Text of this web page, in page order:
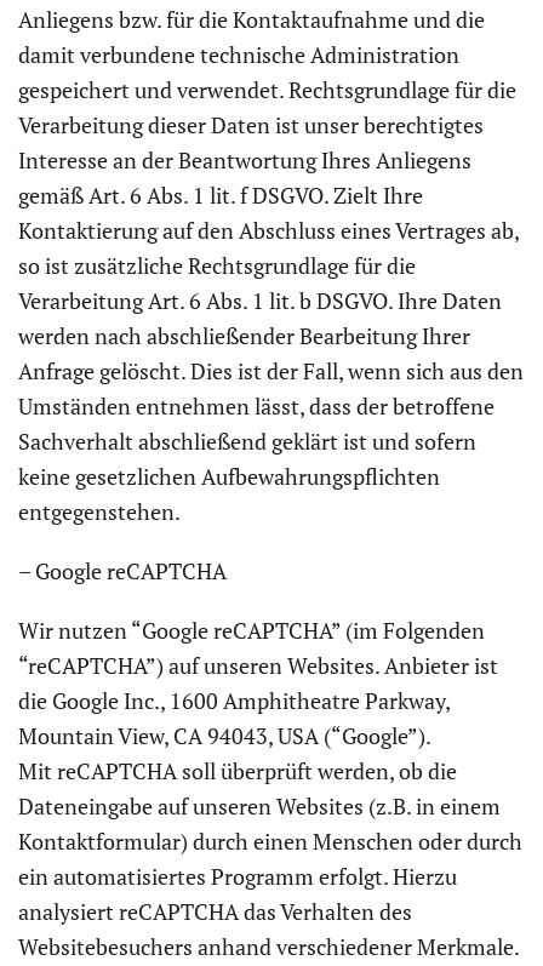
Anliegens bzw. für die Kontaktaufnahme und die
damit verbundene technische Administration
gespeichert und verwendet. Rechtsgrundlage für die
Verarbeitung dieser Daten ist unser berechtigtes
Interesse an der Beantwortung Ihres Anliegens
gemäß Art. 6 Abs. 1 lit. f DSGVO. Zielt Ihre
Kontaktierung auf den Abschluss eines Vertrages ab,
so ist zusätzliche Rechtsgrundlage für die
Verarbeitung Art. 6 Abs. 1 lit. b DSGVO. Ihre Daten
werden nach abschließender Bearbeitung Ihrer
Anfrage gelöscht. Dies ist der Fall, wenn sich aus den
Umständen entnehmen lässt, dass der betroffene
Sachverhalt abschließend geklärt ist und sofern
keine gesetzlichen Aufbewahrungspflichten
entgegenstehen.
– Google reCAPTCHA
Wir nutzen “Google reCAPTCHA” (im Folgenden
“reCAPTCHA”) auf unseren Websites. Anbieter ist
die Google Inc., 1600 Amphitheatre Parkway,
Mountain View, CA 94043, USA (“Google”).
Mit reCAPTCHA soll überprüft werden, ob die
Dateneingabe auf unseren Websites (z.B. in einem
Kontaktformular) durch einen Menschen oder durch
ein automatisiertes Programm erfolgt. Hierzu
analysiert reCAPTCHA das Verhalten des
Websitebesuchers anhand verschiedener Merkmale.